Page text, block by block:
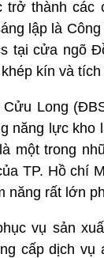
trở thành
lập là
tại cửa ngõ
kín và
Long
năng lực kho
một trong
TP. Hồ chí
năng rất lớn
vụ sản
cấp dịch vụ